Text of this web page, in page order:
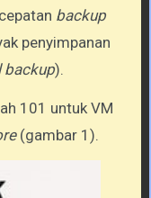
backup
penyimpanan
backup).
101 untuk VM
(gambar 1).